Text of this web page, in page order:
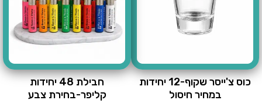
כוס צ'ייסר שקוף-12 יחידות
במחיר חיסול
חבילת 48 יחידות
קליפר-בחירת צבע